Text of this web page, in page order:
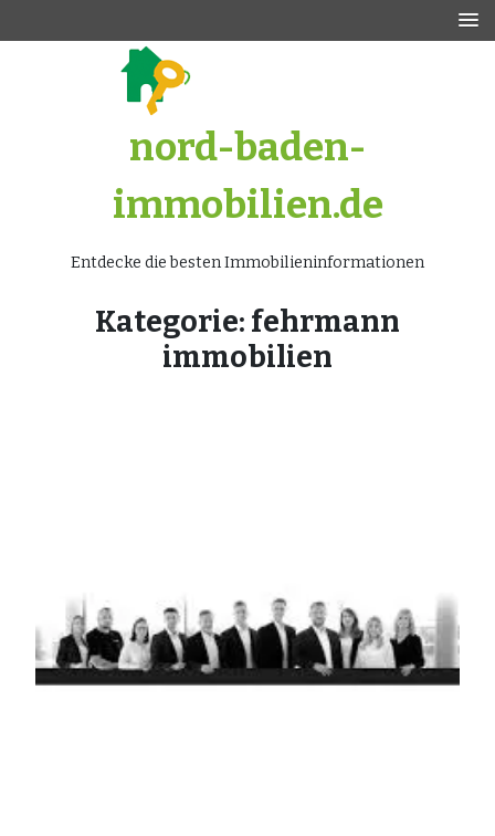
nord-baden-
immobilien.de
Entdecke die besten Immobilieninformationen
Kategorie: fehrmann
immobilien